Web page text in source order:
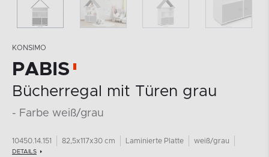
KONSIMO
PABIS
Bücherregal mit Türen grau
- Farbe weiß/grau
10450.14.151 82,5x117x30 cm Laminierte Platte weiß/grau
DETAILS